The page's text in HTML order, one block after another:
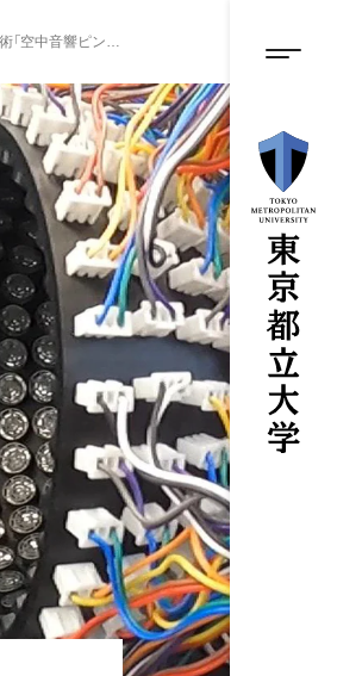
ン
ン
ツ
に
ス
キ
ッ
プ
メニ